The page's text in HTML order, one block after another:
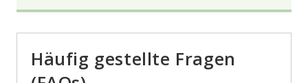
Häufig gestellte Fragen